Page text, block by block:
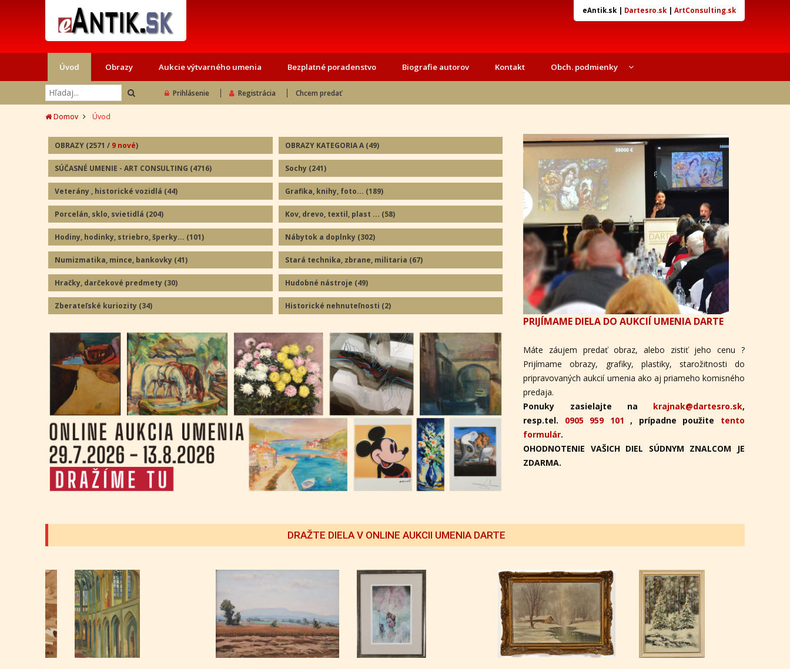
eAntik.sk| Dartesro.sk| ArtConsulting.sk
Úvod Obrazy Aukcie výtvarného umenia Bezplatné poradenstvo Biografie autorov Kontakt Obch. podmienky
Prihlásenie Registrácia Chcem predať
Domov Úvod
OBRAZY (2571 / 9 nové) OBRAZY KATEGORIA A (49)
SÚČASNÉ UMENIE - ART CONSULTING (4716) Sochy (241)
Veterány , historické vozidlá (44) Grafika, knihy, foto... (189)
Porcelán, sklo, svietidlá (204) Kov, drevo, textil, plast ... (58)
Hodiny, hodinky, striebro, šperky... (101) Nábytok a doplnky (302)
Numizmatika, mince, bankovky (41) Stará technika, zbrane, militaria (67)
Hračky, darčekové predmety (30) Hudobné nástroje (49)
Zberateľské kuriozity (34) Historické nehnuteľnosti (2)
PRIJÍMAME DIELA DO AUKCIÍ UMENIA DARTE
Máte záujem predať obraz, alebo zistiť jeho cenu ?
Prijímame obrazy, grafiky, plastiky, starožitnosti do
pripravovaných aukcií umenia ako aj priameho komisného
predaja.
Ponuky zasielajte na krajnak@dartesro.sk,
resp.tel. 0905 959 101 , prípadne použite tento
formulár.
OHODNOTENIE VAŠICH DIEL SÚDNYM ZNALCOM JE
ZDARMA.
DRAŽTE DIELA V ONLINE AUKCII UMENIA DARTE